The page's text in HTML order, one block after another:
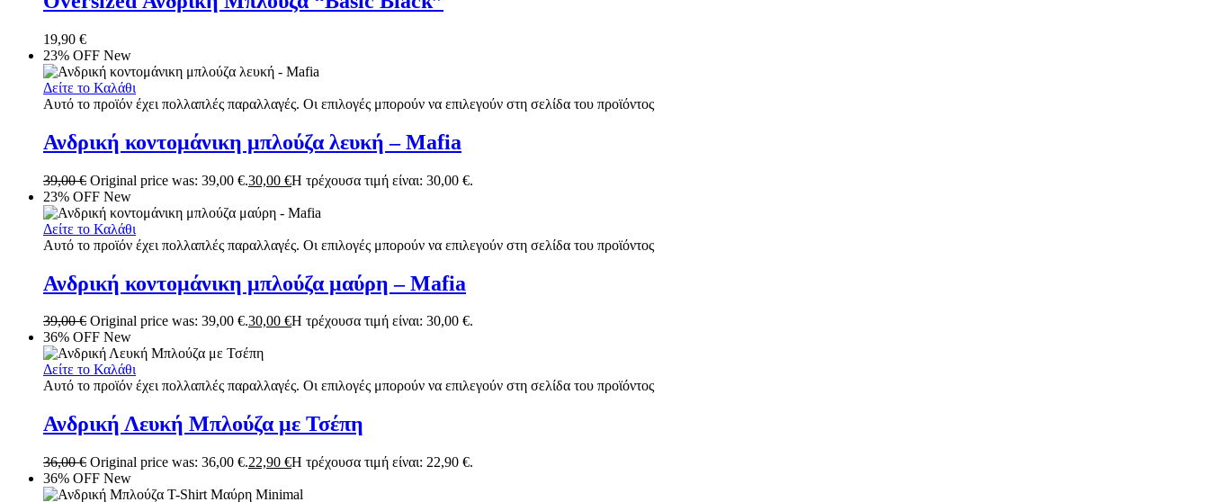
19,90 €
23% OFF New
Δείτε το Καλάθι
Αυτό το προϊόν έχει πολλαπλές παραλλαγές. Οι επιλογές μπορούν να επιλεγούν στη σελίδα του προϊόντος
Ανδρική κοντομάνικη μπλούζα λευκή – Mafia
39,00€ Original price was: 39,00 €.30,00 €Η τρέχουσα τιμή είναι: 30,00 €.
23% OFF New
Δείτε το Καλάθι
Αυτό το προϊόν έχει πολλαπλές παραλλαγές. Οι επιλογές μπορούν να επιλεγούν στη σελίδα του προϊόντος
Ανδρική κοντομάνικη μπλούζα μαύρη – Mafia
39,00€ Original price was: 39,00 €.30,00 €Η τρέχουσα τιμή είναι: 30,00 €.
36% OFF New
Δείτε το Καλάθι
Αυτό το προϊόν έχει πολλαπλές παραλλαγές. Οι επιλογές μπορούν να επιλεγούν στη σελίδα του προϊόντος
Ανδρική Λευκή Μπλούζα με Τσέπη
36,00€ Original price was: 36,00 €.22,90 €Η τρέχουσα τιμή είναι: 22,90 €.
36% OFF New